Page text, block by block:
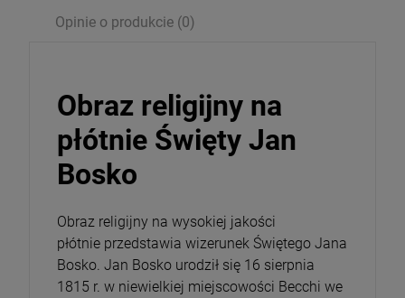
Opinie o produkcie (0)
Obraz religijny na
płótnie Święty Jan
Bosko
Obraz religijny na wysokiej jakości
płótnie przedstawia wizerunek Świętego Jana
Bosko. Jan Bosko urodził się 16 sierpnia
1815 r. w niewielkiej miejscowości Becchi we